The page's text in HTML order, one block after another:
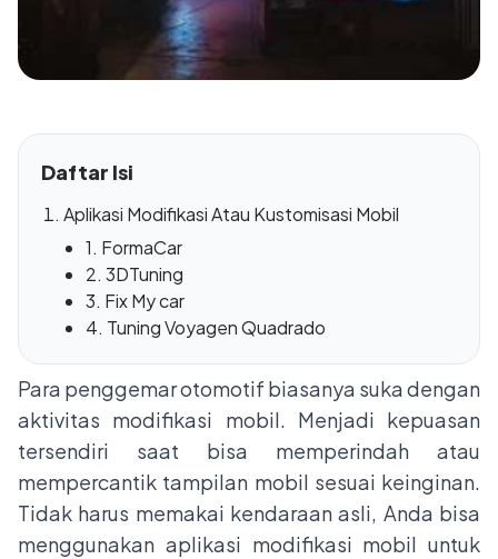
Daftar Isi
Aplikasi Modifikasi Atau Kustomisasi Mobil
1. FormaCar
2. 3DTuning
3. Fix My car
4. Tuning Voyagen Quadrado
Para penggemar otomotif biasanya suka dengan
aktivitas modifikasi mobil. Menjadi kepuasan
tersendiri saat bisa memperindah atau
mempercantik tampilan mobil sesuai keinginan.
Tidak harus memakai kendaraan asli, Anda bisa
menggunakan aplikasi modifikasi mobil untuk